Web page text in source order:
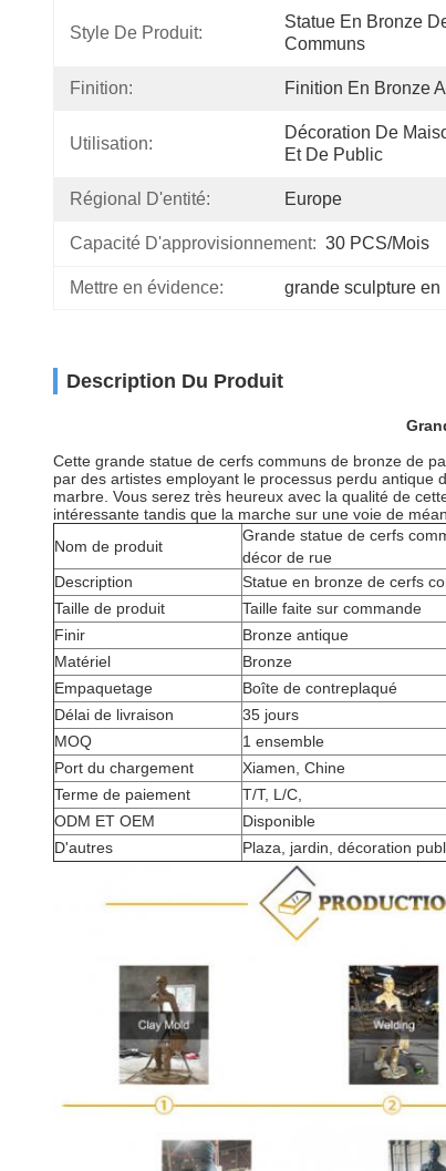
Style De Produit:
Statue En Bronze
Communs
Finition: Finition En Bronze
Utilisation:
Décoration De
Et De Public
Régional D'entité: Europe
Capacité D'approvisionnement: 30 PCS/mois
Mettre en évidence: grande sculpture en
Description Du Produit
Cette grande statue de cerfs communs de bronze de
par des artistes employant le processus perdu
marbre. Vous serez très heureux avec la qualité de
intéressante tandis que la marche sur une voie de
Nom de produit
Grande statue de cerfs
décor de rue
Description
Statue en bronze de cerfs
Taille de produit
Taille faite sur commande
Finir
Bronze antique
Matériel
Bronze
Empaquetage
Boîte de contreplaqué
Délai de livraison
35 jours
MOQ
1 ensemble
Port du chargement
Xiamen, Chine
Terme de paiement
T/T, L/C,
ODM ET OEM
Disponible
D'autres
Plaza, jardin, décoration